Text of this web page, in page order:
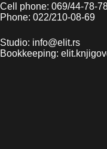
Cell phone: 069/44-78-
Phone: 022/210-08-69
Studio: info@elit.rs
Bookkeeping: